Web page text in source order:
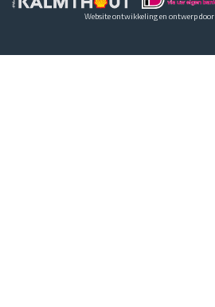
Website ontwikkeling en ontwerp door